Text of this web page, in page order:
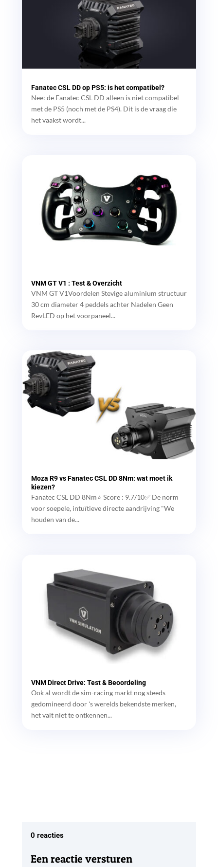
Fanatec CSL DD op PS5: is het compatibel?
Nee: de Fanatec CSL DD alleen is niet compatibel
met de PS5 (noch met de PS4). Dit is de vraag die
het vaakst wordt...
VNM GT V1 : Test & Overzicht
VNM GT V1Voordelen Stevige aluminium structuur
30 cm diameter 4 peddels achter Nadelen Geen
RevLED op het voorpaneel...
Moza R9 vs Fanatec CSL DD 8Nm: wat moet ik
kiezen?
Fanatec CSL DD 8Nm⭐ Score : 9.7/10✅ De norm
voor soepele, intuïtieve directe aandrijving "We
houden van de...
VNM Direct Drive: Test & Beoordeling
Ook al wordt de sim-racing markt nog steeds
gedomineerd door 's werelds bekendste merken,
het valt niet te ontkennen...
0 reacties
Een reactie versturen